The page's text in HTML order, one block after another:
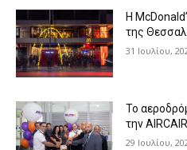
Η
της
31 Ιουλίου,
Το
την
29 Ιουλίου,